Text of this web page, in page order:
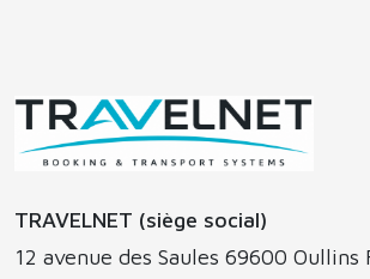
TRAVELNET (siège social)
12 avenue des Saules 69600 Oullins